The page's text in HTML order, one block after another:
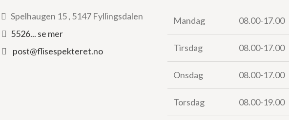
Spelhaugen 15 , 5147 Fyllingsdalen
5526... se mer
post@flisespekteret.no
Mandag 08.00-17.00
Tirsdag 08.00-17.00
Onsdag 08.00-17.00
Torsdag 08.00-19.00